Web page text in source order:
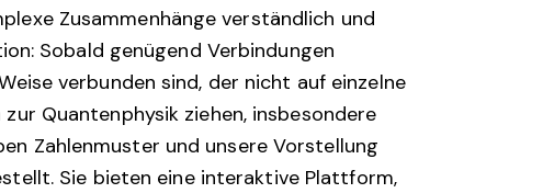
Zusammenhänge verständlich und
Sobald genügend Verbindungen
verbunden sind, der nicht auf einzelne
Quantenphysik ziehen, insbesondere
Zahlenmuster und unsere Vorstellung
Sie bieten eine interaktive Plattform,